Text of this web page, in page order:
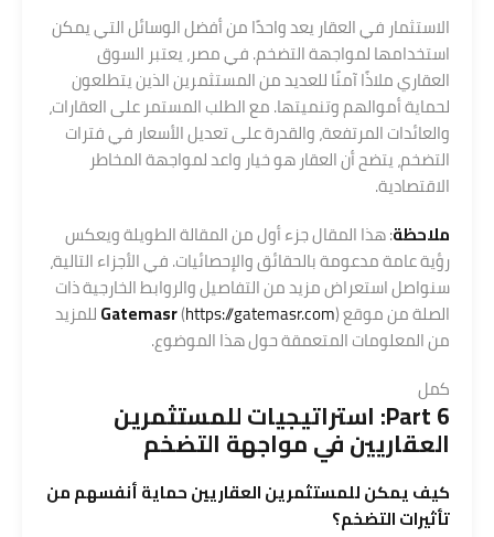
الاستثمار في العقار يعد واحدًا من أفضل الوسائل التي يمكن
استخدامها لمواجهة التضخم. في مصر، يعتبر السوق
العقاري ملاذًا آمنًا للعديد من المستثمرين الذين يتطلعون
لحماية أموالهم وتنميتها. مع الطلب المستمر على العقارات،
والعائدات المرتفعة، والقدرة على تعديل الأسعار في فترات
التضخم، يتضح أن العقار هو خيار واعد لمواجهة المخاطر
الاقتصادية.
ملاحظة: هذا المقال جزء أول من المقالة الطويلة ويعكس
رؤية عامة مدعومة بالحقائق والإحصائيات. في الأجزاء التالية،
سنواصل استعراض مزيد من التفاصيل والروابط الخارجية ذات
الصلة من موقع
Gatemasr(https://gatemasr.com
) للمزيد
من المعلومات المتعمقة حول هذا الموضوع.
كمل
Part 6: استراتيجيات للمستثمرين
العقاريين في مواجهة التضخم
كيف يمكن للمستثمرين العقاريين حماية أنفسهم من
تأثيرات التضخم؟